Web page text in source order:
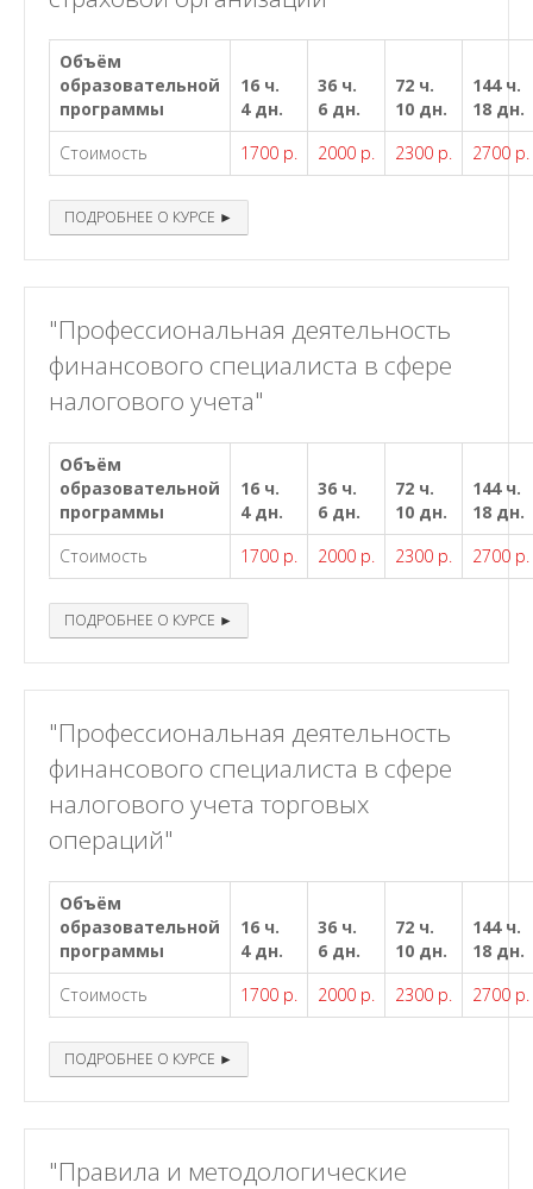
Объём
образовательной
программы
16 ч.
4 дн.
36 ч.
6 дн.
72 ч.
10 дн.
144 ч.
18 дн.
Стоимость
1700 р. 2000 р. 2300 р. 2700 р.
ПОДРОБНЕЕ О КУРСЕ ►
"Профессиональная деятельность
финансового специалиста в сфере
налогового учета"
Объём
образовательной
программы
16 ч.
4 дн.
36 ч.
6 дн.
72 ч.
10 дн.
144 ч.
18 дн.
Стоимость
1700 р. 2000 р. 2300 р. 2700 р.
ПОДРОБНЕЕ О КУРСЕ ►
"Профессиональная деятельность
финансового специалиста в сфере
налогового учета торговых
операций"
Объём
образовательной
программы
16 ч.
4 дн.
36 ч.
6 дн.
72 ч.
10 дн.
144 ч.
18 дн.
Стоимость
1700 р. 2000 р. 2300 р. 2700 р.
ПОДРОБНЕЕ О КУРСЕ ►
"Правила и методологические